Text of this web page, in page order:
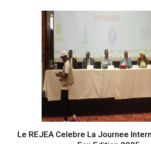
Le REJEA Celebre La Journee